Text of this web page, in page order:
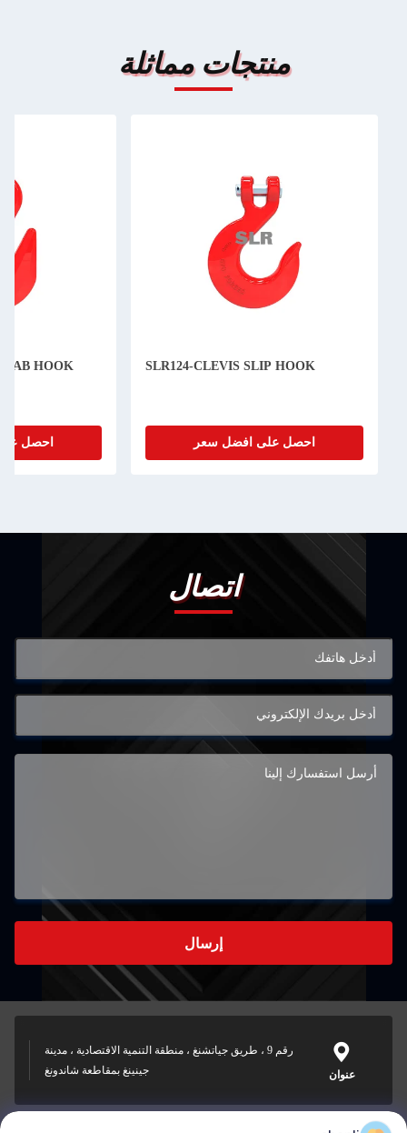
منتجات مماثلة
SLR124-CLEVIS SLIP HOOK
احصل على افضل سعر
HOOK
احصل
اتصال
إرسال
عنوان
رقم 9 ، طريق جياتشنغ ، منطقة التنمية الاقتصادية ، مدينة
جينينغ بمقاطعة شاندونغ